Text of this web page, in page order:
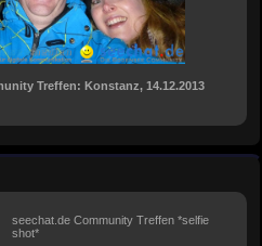
Treffen: Konstanz, 14.12.2013
seechat.de Community Treffen *selfie
shot*